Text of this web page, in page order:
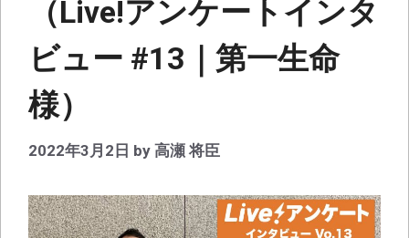
（Live!アンケートインタ
ビュー #13｜第一生命
様）
2022年3月2日 by 高瀬 将臣